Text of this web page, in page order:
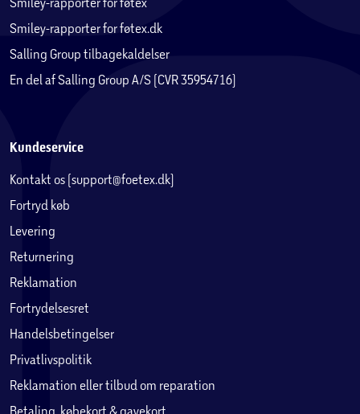
Smiley-rapporter for føtex.dk
Salling Group tilbagekaldelser
En del af Salling Group A/S (CVR 35954716)
Kundeservice
Kontakt os (support@foetex.dk)
Fortryd køb
Levering
Returnering
Reklamation
Fortrydelsesret
Handelsbetingelser
Privatlivspolitik
Reklamation eller tilbud om reparation
Betaling, købekort & gavekort